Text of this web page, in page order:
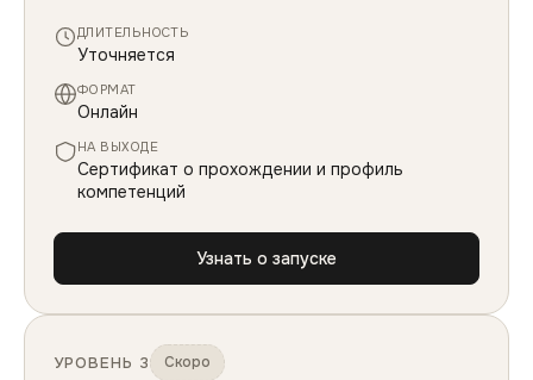
ДЛИТЕЛЬНОСТЬ
Уточняется
ФОРМАТ
Онлайн
НА ВЫХОДЕ
Сертификат о прохождении и профиль
компетенций
Узнать о запуске
УРОВЕНЬ 3 Скоро